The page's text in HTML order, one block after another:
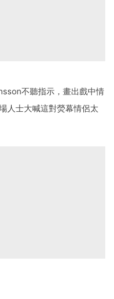
不聽指示，畫出戲中情
人士大喊這對熒幕情侶太